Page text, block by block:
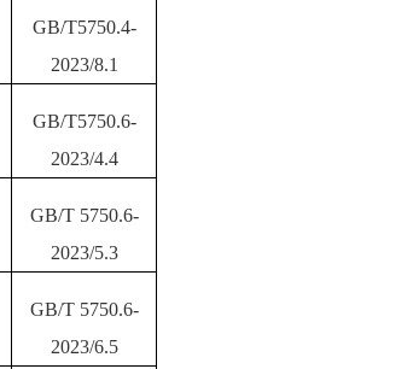
GB/T5750.4-
2023/8.1
GB/T5750.6-
2023/4.4
GB/T 5750.6-
2023/5.3
GB/T 5750.6-
2023/6.5